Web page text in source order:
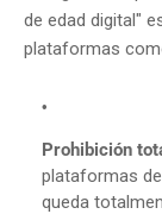
de edad digital"
plataformas
Prohibición
plataformas
queda